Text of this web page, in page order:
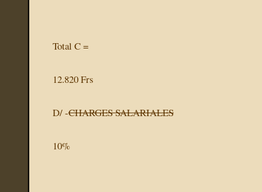
Total C =
12.820 Frs
D/ -CHARGES SALARIALES
10%